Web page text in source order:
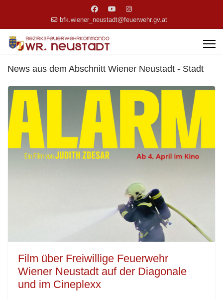
bfk.wiener_neustadt@feuerwehr.gv.at
News aus dem Abschnitt Wiener Neustadt - Stadt
Film über Freiwillige Feuerwehr
Wiener Neustadt auf der Diagonale
und im Cineplexx